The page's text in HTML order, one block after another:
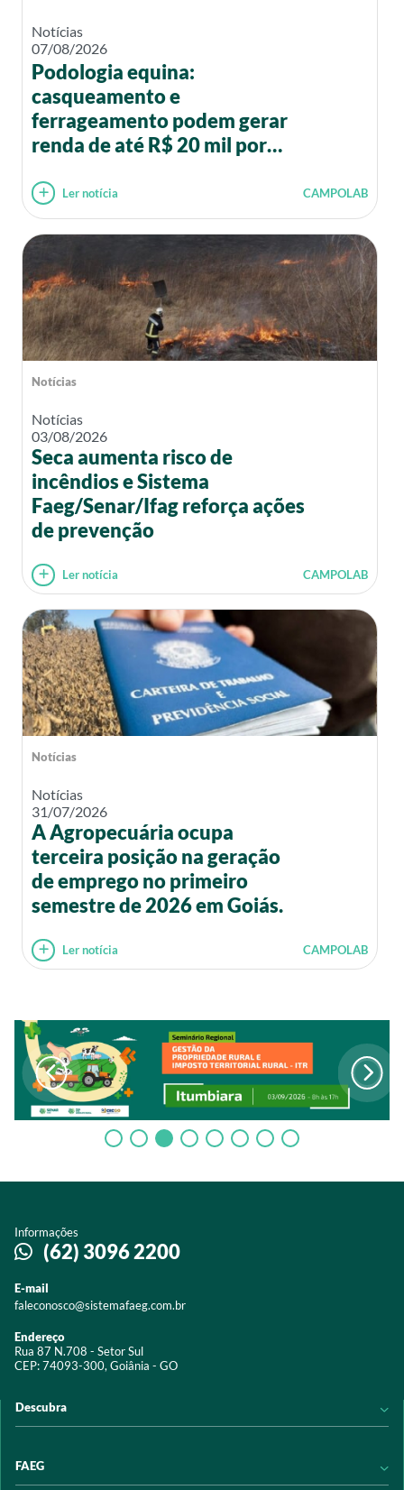
Notícias
07/08/2026
Podologia equina:
casqueamento e
ferrageamento podem gerar
renda de até R$ 20 mil por
Ler notícia CAMPOLAB
Notícias
Notícias
03/08/2026
Seca aumenta risco de
incêndios e Sistema
Faeg/Senar/Ifag reforça ações
de prevenção
Ler notícia CAMPOLAB
Notícias
Notícias
31/07/2026
A Agropecuária ocupa
terceira posição na geração
de emprego no primeiro
semestre de 2026 em Goiás.
Ler notícia CAMPOLAB
Informações
(62) 3096 2200
E-mail
faleconosco@sistemafaeg.com.br
Endereço
Rua 87 N.708 - Setor Sul
CEP: 74093-300, Goiânia - GO
Descubra
Acervo digital
FAEG